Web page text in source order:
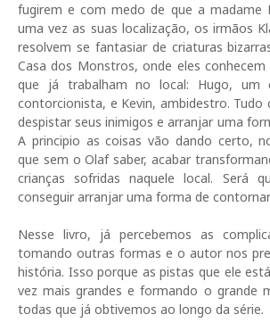
fugirem e com medo de que a madame
uma vez as suas localização, os irmãos
resolvem se fantasiar de criaturas
Casa dos Monstros, onde eles
que já trabalham no local: Hugo, um
contorcionista, e Kevin, ambidestro. Tudo
despistar seus inimigos e arranjar uma
A principio as coisas vão dando certo,
que sem o Olaf saber, acabar
crianças sofridas naquele local. Será
conseguir arranjar uma forma de
Nesse livro, já percebemos as
tomando outras formas e o autor nos
história. Isso porque as pistas que ele
vez mais grandes e formando o grande
todas que já obtivemos ao longo da série.